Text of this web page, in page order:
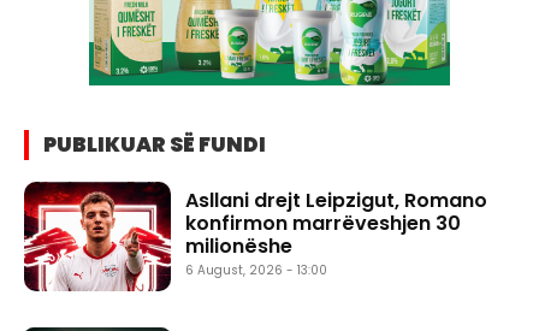
PUBLIKUAR SË FUNDI
Asllani drejt Leipzigut, Romano
konfirmon marrëveshjen 30
milionëshe
6 August, 2026 - 13:00